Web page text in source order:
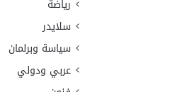
رياضة
سلايدر
سياسة وبرلمان
عربي ودولي